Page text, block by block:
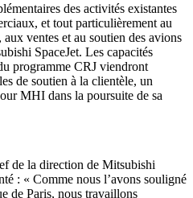
des activités existantes
et tout particulièrement au
ventes et au soutien des avions
SpaceJet. Les capacités
programme CRJ viendront
de soutien à la clientèle, un
MHI dans la poursuite de sa
de la direction de Mitsubishi
: « Comme nous l’avons souligné
de Paris, nous travaillons